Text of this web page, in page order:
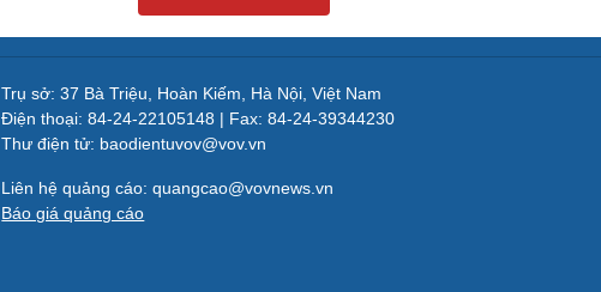
Trụ sở: 37 Bà Triệu, Hoàn Kiếm, Hà Nội, Việt Nam
Điện thoại: 84-24-22105148 | Fax: 84-24-39344230
Thư điện tử: baodientuvov@vov.vn
Liên hệ quảng cáo: quangcao@vovnews.vn
Báo giá quảng cáo